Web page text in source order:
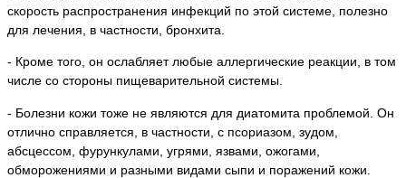
скорость распространения инфекций по этой системе, полезно
для лечения, в частности, бронхита.
- Кроме того, он ослабляет любые аллергические реакции, в том
числе со стороны пищеварительной системы.
- Болезни кожи тоже не являются для диатомита проблемой. Он
отлично справляется, в частности, с псориазом, зудом,
абсцессом, фурункулами, угрями, язвами, ожогами,
обморожениями и разными видами сыпи и поражений кожи.